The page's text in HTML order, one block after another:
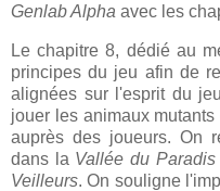
Genlab Alpha avec les
Le chapitre 8, dédié au
principes du jeu afin de
alignées sur l'esprit du
jouer les animaux
auprès des joueurs. On
dans la Vallée du Paradis
Veilleurs. On souligne